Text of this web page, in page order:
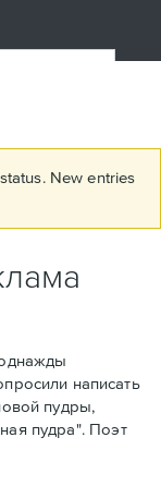
New entries
написать
пудры,
пудра". Поэт